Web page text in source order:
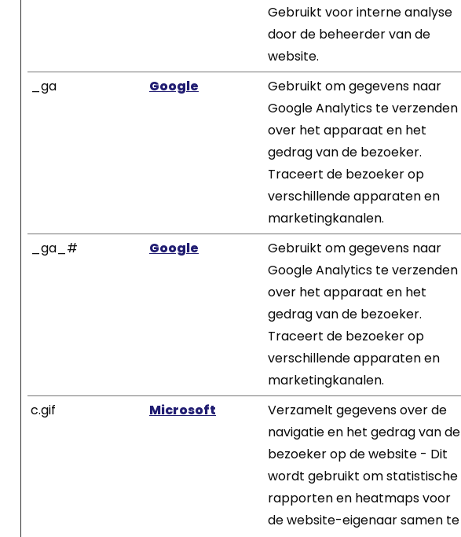
Gebruikt voor interne analyse
door de beheerder van de
website.
_ga Google
Gebruikt om gegevens naar
Google Analytics te verzenden
over het apparaat en het
gedrag van de bezoeker.
Traceert de bezoeker op
verschillende apparaten en
marketingkanalen.
_ga_# Google
Gebruikt om gegevens naar
Google Analytics te verzenden
over het apparaat en het
gedrag van de bezoeker.
Traceert de bezoeker op
verschillende apparaten en
marketingkanalen.
c.gif Microsoft
Verzamelt gegevens over de
navigatie en het gedrag van de
bezoeker op de website - Dit
wordt gebruikt om statistische
rapporten en heatmaps voor
de website-eigenaar samen te